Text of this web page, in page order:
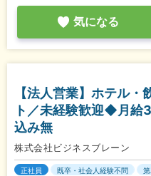
気になる
【法人営業】ホテル
ト／未経験歓迎◆月給
込み無
株式会社ビジネスブレーン
正社員 既卒・社会人経験不問